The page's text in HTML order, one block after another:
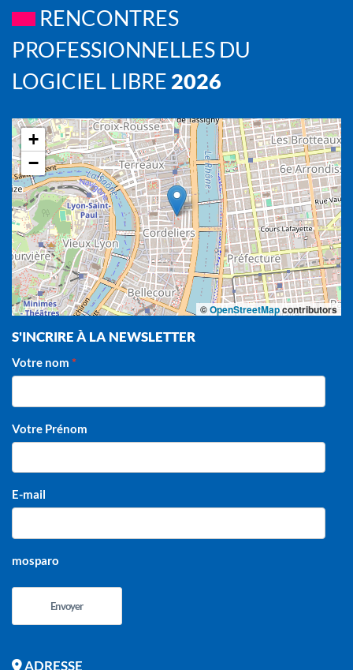
RENCONTRES
PROFESSIONNELLES DU
LOGICIEL LIBRE 2026
+
−
©OpenStreetMapcontributors
S'INCRIRE À LA NEWSLETTER
Votre nom
Votre Prénom
E-mail
mosparo
Envoyer
ADRESSE